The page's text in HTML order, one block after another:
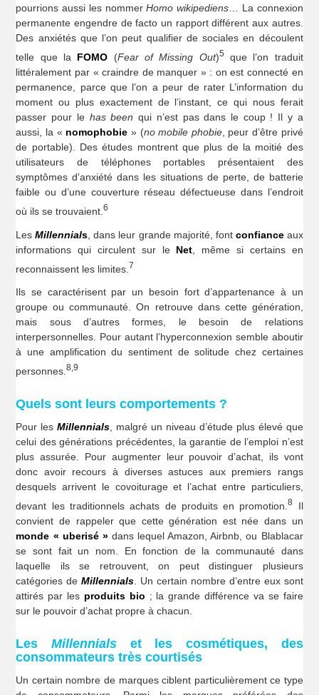
pourrions aussi les nommerHomo wikipediens… La connexion
permanente engendre de facto un rapport différent aux autres.
Des anxiétés que l’on peut qualifier de sociales en découlent
telle que la FOMO (Fear of Missing Out)5
que l’on traduit
littéralement par « craindre de manquer » : on est connecté en
permanence, parce que l’on a peur de rater L’information du
moment ou plus exactement de l’instant, ce qui nous ferait
passer pour le has been qui n’est pas dans le coup ! Il y a
aussi, la « nomophobie » (no mobile phobie, peur d’être privé
de portable). Des études montrent que plus de la moitié des
utilisateurs de téléphones portables présentaient des
symptômes d’anxiété dans les situations de perte, de batterie
faible ou d’une couverture réseau défectueuse dans l’endroit
où ils se trouvaient.6
LesMillennials , dans leur grande majorité, font confianceaux
informations qui circulent sur le Net , même si certains en
reconnaissent les limites. 7
Ils se caractérisent par un besoin fort d’appartenance à un
groupe ou communauté. On retrouve dans cette génération,
mais sous d’autres formes, le besoin de relations
interpersonnelles. Pour autant l’hyperconnexion semble aboutir
à une amplification du sentiment de solitude chez certaines
personnes.8,9
Quels sont leurs comportements ?
Pour les Millennials, malgré un niveau d’étude plus élevé que
celui des générations précédentes, la garantie de l’emploi n’est
plus assurée. Pour augmenter leur pouvoir d’achat, ils vont
donc avoir recours à diverses astuces aux premiers rangs
desquels arrivent le covoiturage et l’achat entre particuliers,
devant les traditionnels achats de produits en promotion.8
Il
convient de rappeler que cette génération est née dans un
monde « uberisé »dans lequel Amazon, Airbnb, ou Blablacar
se sont fait un nom. En fonction de la communauté dans
laquelle ils se retrouvent, on peut distinguer plusieurs
catégories deMillennials . Un certain nombre d’entre eux sont
attirés par les produits bio ; la grande différence va se faire
sur le pouvoir d’achat propre à chacun.
LesMillennials et les cosmétiques, des
consommateurs très courtisés
Un certain nombre de marques ciblent particulièrement ce type